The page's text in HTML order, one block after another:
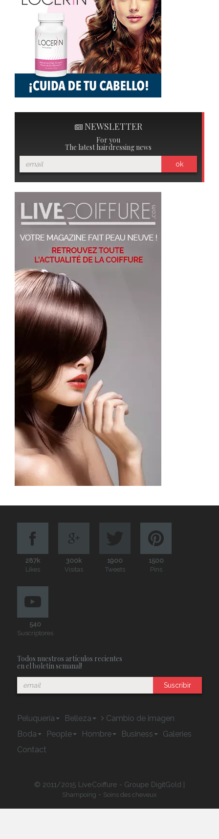
NEWSLETTER
For you
The latest hairdressing news
ok
287k
Likes
300k
Visitas
1900
Tweets
1500
Pins
540
Suscriptores
Todos nuestros artículos recientes
en el boletín semanal!
Suscribir
Peluquería Belleza
Cambio de imagen
Boda
People Hombre Business
Galeries
Contact
© 2011/2015 LiveCoiffure - Groupe DigitGold |
Shampoing - Soins des cheveux